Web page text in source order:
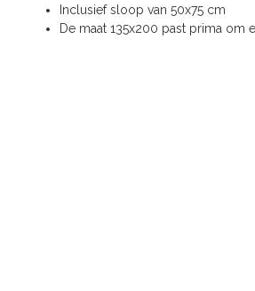
Inclusief sloop van 50x75 cm
De maat 135x200 past prima om